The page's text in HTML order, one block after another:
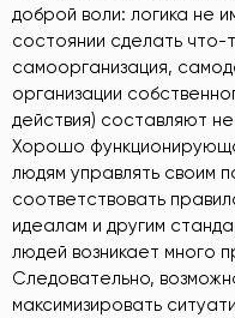
доброй воли: логика не
состоянии сделать
самоорганизация,
организации
действия) составляют
Хорошо
людям управлять своим
соответствовать
идеалам и другим
людей возникает много
Следовательно,
максимизировать